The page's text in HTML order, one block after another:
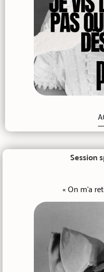
Session
« On m'a